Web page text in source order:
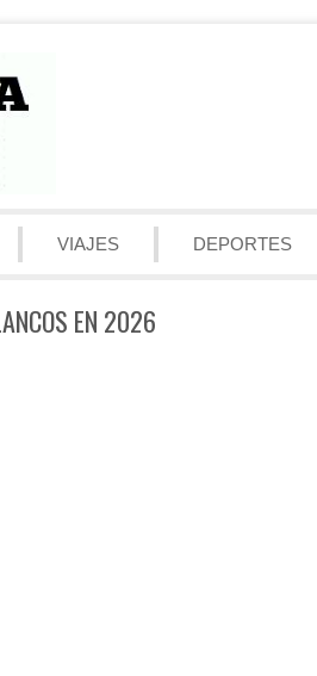
VIAJES DEPORTES
EN 2026